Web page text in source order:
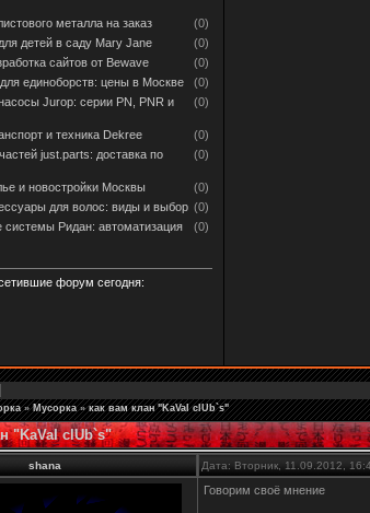
металла на заказ
(0)
детей в саду Mary Jane
(0)
сайтов от Bewave
(0)
единоборств: цены в Москве
(0)
Jurop: серии PN, PNR и
(0)
и техника Dekree
(0)
just.parts: доставка по
(0)
и новостройки Москвы
(0)
для волос: виды и выбор (0)
Ридан: автоматизация
(0)
форум сегодня:
» Мусорка » как вам клан "KaVaI clUb`s"
"KaVaI clUb`s"
shana Дата: Вторник, 11.09.2012,
Говорим своё мнение